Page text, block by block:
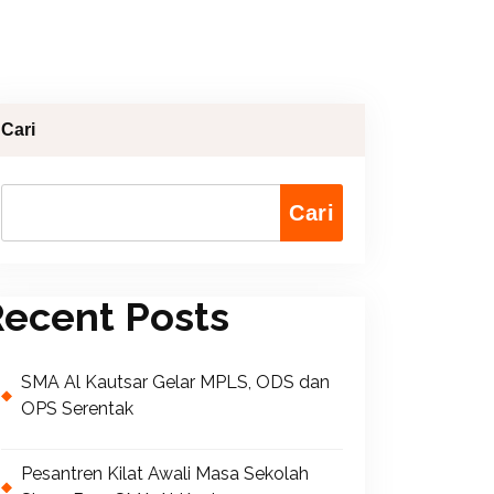
Cari
Cari
Posts
SMA Al Kautsar Gelar MPLS, ODS dan
OPS Serentak
Pesantren Kilat Awali Masa Sekolah